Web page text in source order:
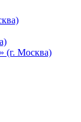
(г. Москва)